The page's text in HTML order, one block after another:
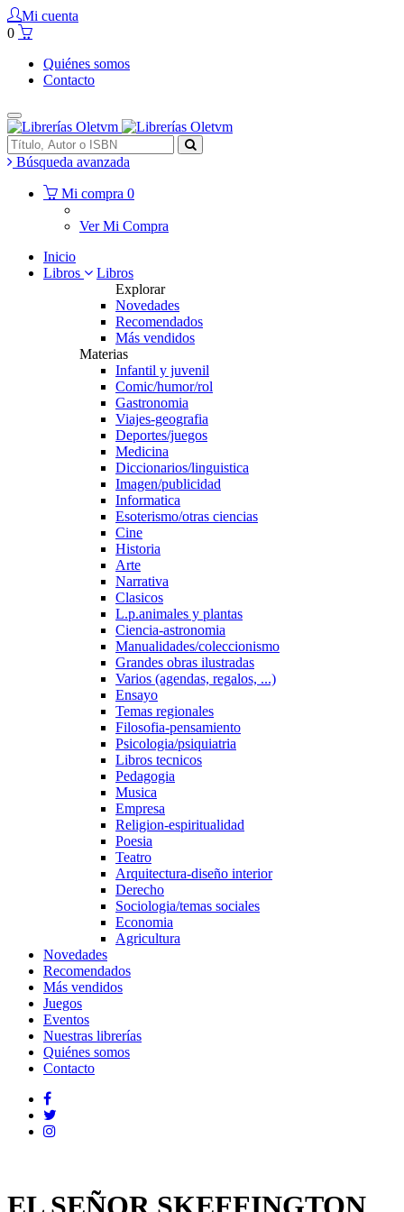
Mi cuenta
0
Quiénes somos
Contacto
Búsqueda avanzada
Mi compra 0
Ver Mi Compra
Inicio
Libros
Libros
Explorar
Novedades
Recomendados
Más vendidos
Materias
Infantil y juvenil
Comic/humor/rol
Gastronomia
Viajes-geografia
Deportes/juegos
Medicina
Diccionarios/linguistica
Imagen/publicidad
Informatica
Esoterismo/otras ciencias
Cine
Historia
Arte
Narrativa
Clasicos
L.p.animales y plantas
Ciencia-astronomia
Manualidades/coleccionismo
Grandes obras ilustradas
Varios (agendas, regalos, ...)
Ensayo
Temas regionales
Filosofia-pensamiento
Psicologia/psiquiatria
Libros tecnicos
Pedagogia
Musica
Empresa
Religion-espiritualidad
Poesia
Teatro
Arquitectura-diseño interior
Derecho
Sociologia/temas sociales
Economia
Agricultura
Novedades
Recomendados
Más vendidos
Juegos
Eventos
Nuestras librerías
Quiénes somos
Contacto